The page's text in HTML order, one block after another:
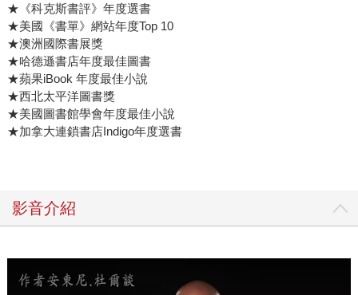
★《科克斯書評》年度選書
★美國《書單》網站年度Top 10
★澳洲國際書展獎
★哈德遜書店年度最佳圖書
★蘋果iBook 年度最佳小說
★西北太平洋圖書獎
★美國圖書館學會年度最佳小說
★加拿大連鎖書店Indigo年度選書
影音介紹